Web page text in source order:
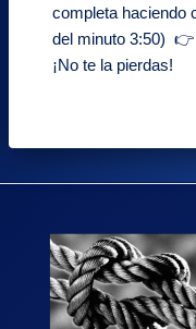
completa haciendo
del minuto 3:50) 👉
¡No te la pierdas!